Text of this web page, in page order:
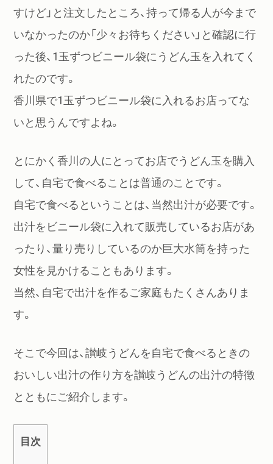
すけど」と注文したところ、持って帰る人が今まで
いなかったのか「少々お待ちください」と確認に行
った後、1玉ずつビニール袋にうどん玉を入れてく
れたのです。
香川県で1玉ずつビニール袋に入れるお店ってな
いと思うんですよね。
とにかく香川の人にとってお店でうどん玉を購入
して、自宅で食べることは普通のことです。
自宅で食べるということは、当然出汁が必要です。
出汁をビニール袋に入れて販売しているお店があ
ったり、量り売りしているのか巨大水筒を持った
女性を見かけることもあります。
当然、自宅で出汁を作るご家庭もたくさんありま
す。
そこで今回は、讃岐うどんを自宅で食べるときの
おいしい出汁の作り方を讃岐うどんの出汁の特徴
とともにご紹介します。
目次